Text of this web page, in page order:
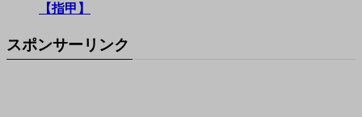
【指甲】
スポンサーリンク